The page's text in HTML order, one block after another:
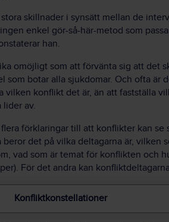
skillnader i synsätt mellan de
enkel gör-så-här-metod som
han.
omöjligt som att förvänta sig att det
som botar alla sjukdomar. Och ofta är
vilken konflikt det är, än att fastställa
lider av.
förklaringar till att konflikter kan se
beror det på vilka deltagarna är, vilken
vad som är temat för konflikten och
För det andra kan
Konfliktkonstellationer